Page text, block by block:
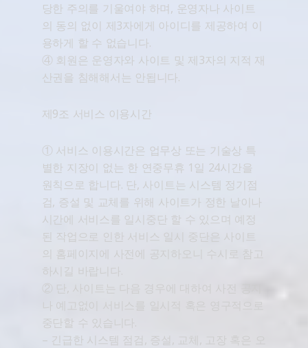
당한 주의를 기울여야 하며, 운영자나 사이트
의 동의 없이 제3자에게 아이디를 제공하여 이
용하게 할 수 없습니다.
④ 회원은 운영자와 사이트 및 제3자의 지적 재
산권을 침해해서는 안됩니다.
제9조 서비스 이용시간
① 서비스 이용시간은 업무상 또는 기술상 특
별한 지장이 없는 한 연중무휴 1일 24시간을
원칙으로 합니다. 단, 사이트는 시스템 정기점
검, 증설 및 교체를 위해 사이트가 정한 날이나
시간에 서비스를 일시중단 할 수 있으며 예정
된 작업으로 인한 서비스 일시 중단은 사이트
의 홈페이지에 사전에 공지하오니 수시로 참고
하시길 바랍니다.
② 단, 사이트는 다음 경우에 대하여 사전 공지
나 예고없이 서비스를 일시적 혹은 영구적으로
중단할 수 있습니다.
– 긴급한 시스템 점검, 증설, 교체, 고장 혹은 오